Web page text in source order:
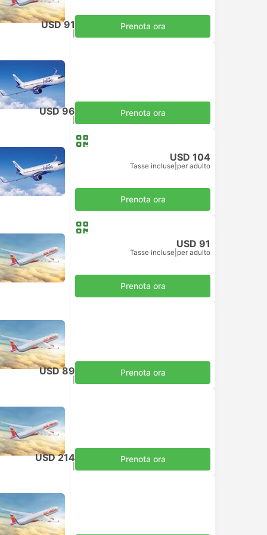
USD 91 Prenota ora
USD 96 Prenota ora
USD 104
Tasse incluse per adulto
Prenota ora
USD 91
Tasse incluse per adulto
Prenota ora
USD 89 Prenota ora
USD 214 Prenota ora